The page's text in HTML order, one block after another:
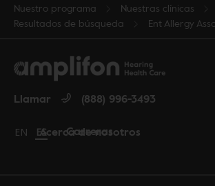
Nuestro programa
Nuestras clínicas
Resultados de búsqueda
Ent Allergy
Acerca de nosotros
Carreras
Llamar (888) 996-3493
Change language to English
EN Cambiar idioma a español
ES